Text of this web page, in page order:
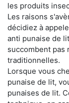
les produits
Les raisons
décidiez à
anti punaise de
succombent pas
traditionnelles.
Lorsque vous
punaise de lit,
punaises de lit.